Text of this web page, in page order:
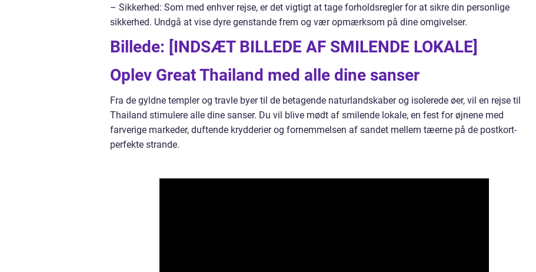
– Sikkerhed: Som med enhver rejse, er det vigtigt at tage forholdsregler for at sikre din personlige
sikkerhed. Undgå at vise dyre genstande frem og vær opmærksom på dine omgivelser.
Billede: [INDSÆT BILLEDE AF SMILENDE LOKALE]
Oplev Great Thailand med alle dine sanser
Fra de gyldne templer og travle byer til de betagende naturlandskaber og isolerede øer, vil en rejse til
Thailand stimulere alle dine sanser. Du vil blive mødt af smilende lokale, en fest for øjnene med
farverige markeder, duftende krydderier og fornemmelsen af sandet mellem tæerne på de postkort-
perfekte strande.